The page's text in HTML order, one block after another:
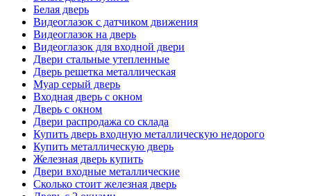
Белая дверь
Видеоглазок с датчиком движения
Видеоглазок на дверь
Видеоглазок для входной двери
Двери стальные утепленные
Дверь решетка металлическая
Муар серый дверь
Входная дверь с окном
Дверь с окном
Двери распродажа со склада
Купить дверь входную металлическую недорого
Купить металлическую дверь
Железная дверь купить
Двери входные металлические
Сколько стоит железная дверь